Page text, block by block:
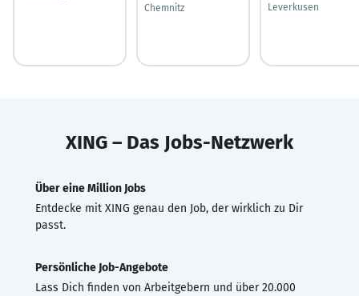
Chemnitz
Leverkusen
XING – Das Jobs-Netzwerk
Über eine Million Jobs
Entdecke mit XING genau den Job, der wirklich zu Dir
passt.
Persönliche Job-Angebote
Lass Dich finden von Arbeitgebern und über 20.000